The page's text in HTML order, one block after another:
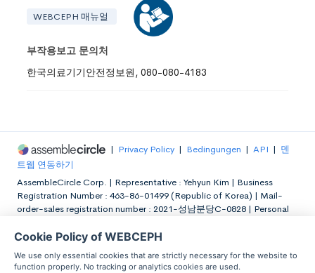
WEBCEPH 매뉴얼
부작용보고 문의처
한국의료기기안전정보원, 080-080-4183
| Privacy Policy | Bedingungen |API | 덴
트웹 연동하기
AssembleCircle Corp. | Representative : Yehyun Kim | Business
Registration Number : 463-86-01499 (Republic of Korea) | Mail-
order-sales registration number : 2021-성남분당C-0828 | Personal
Pangyoyeok-ro, Bundang-gu, Seongnam-si, Gyeonggi-do,
support@webceph.com|©ASSEMBLECIRCLE. ALL RIGHTS
Cookie Policy of WEBCEPH
We use only essential cookies that are strictly necessary for the website to
function properly. No tracking or analytics cookies are used.